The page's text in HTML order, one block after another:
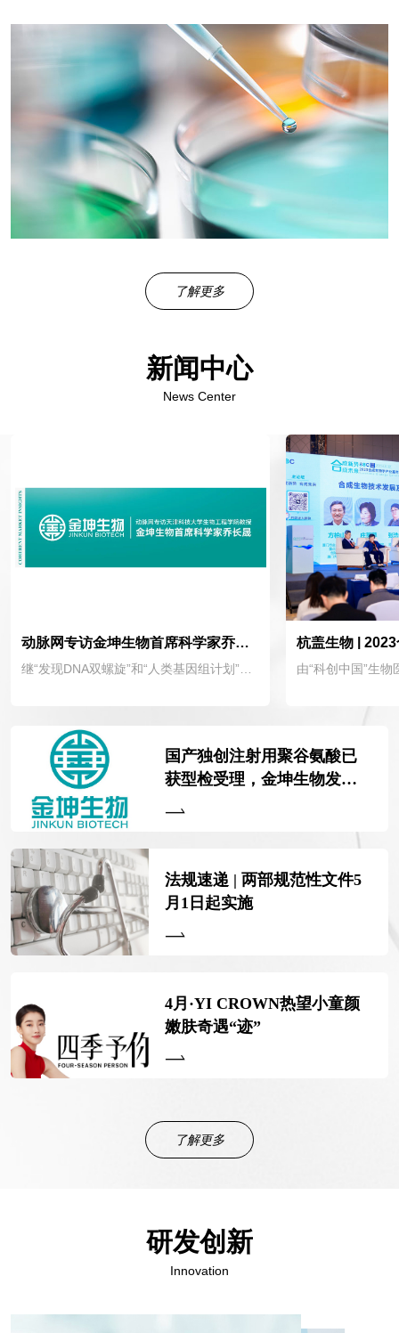
了解更多
新闻中心
News Center
动脉网专访金坤生物首席科学家乔长晟：合成生物原料拓宽多场景使用至关重要
继“发现DNA双螺旋”和“人类基因组计划”两次生物科技革命之后，合成生物学被誉为“第三次生物科技革命”。“发现DNA双螺旋”和“人类基因组计划”，使人类实现了从认知生命到解读生命，合成生物学则开始推动我们跨向编写生命、创造生命。
国产独创注射用聚谷氨酸已
获型检受理，金坤生物发力
法规速递 | 两部规范性文件5
月1日起实施
4月·YI CROWN热望小童颜
嫩肤奇遇“迹”
了解更多
研发创新
Innovation